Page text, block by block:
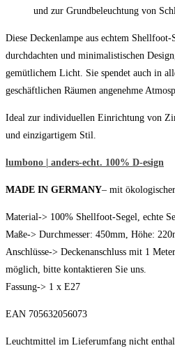
und zur Grundbeleuchtung von
Diese Deckenlampe aus echtem
durchdachten und minimalistischen
gemütlichem Licht. Sie spendet auch in
geschäftlichen Räumen angenehme
Ideal zur individuellen Einrichtung von
und einzigartigem Stil.
lumbono | anders-echt. 100% D-esign
MADE IN GERMANY– mit
Material-> 100% Shellfoot-Segel, echte
Maße-> Durchmesser: 450mm, Höhe:
Anschlüsse-> Deckenanschluss mit 1
möglich, bitte kontaktieren Sie uns.
Fassung-> 1 x E27
EAN 705632056073
Leuchtmittel im Lieferumfang nicht